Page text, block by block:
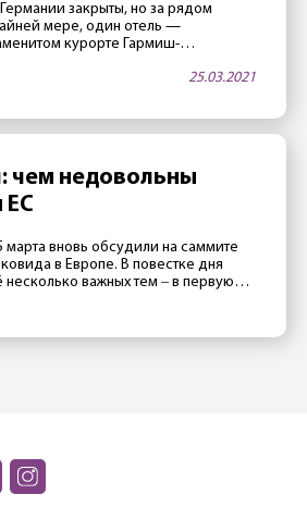
закрыты, но за рядом
мере, один отель —
курорте Гармиш-
в этой гостинице, принадлежащей
на апрель. Как сообщили
25.03.2021
чем недовольны
ЕС
марта вновь обсудили на саммите
в Европе. В повестке дня
важных тем ‒ в первую
Президент Франции Эмманюэль